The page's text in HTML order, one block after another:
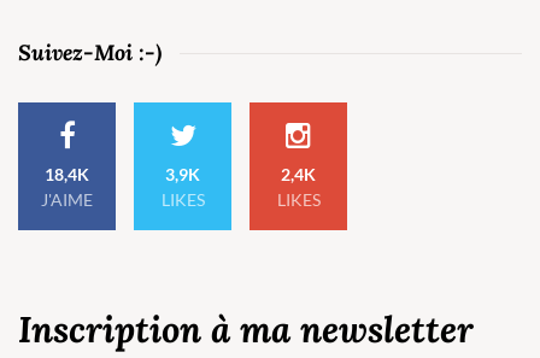
Suivez-Moi :-)
18,4K
J'AIME
3,9K
LIKES
2,4K
LIKES
Inscription à ma newsletter